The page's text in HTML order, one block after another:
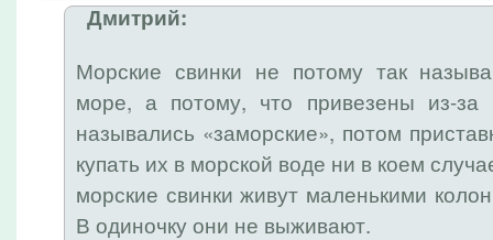
Дмитрий:
Морские свинки не потому так
море, а потому, что привезены из-
назывались «заморские», потом
купать их в морской воде ни в коем
морские свинки живут маленькими
В одиночку они не выживают.